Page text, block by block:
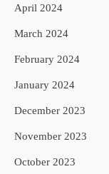
April 2024
March 2024
February 2024
January 2024
December 2023
November 2023
October 2023